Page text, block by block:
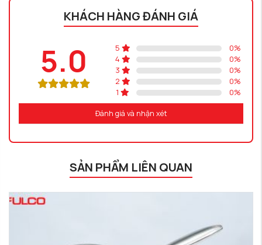
KHÁCH HÀNG ĐÁNH GIÁ
5.0 5 0%
4
0%
3
0%
2
0%
1
0%
Đánh giá và nhận xét
SẢN PHẨM LIÊN QUAN